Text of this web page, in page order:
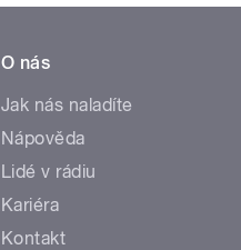
O nás
Jak nás naladíte
Nápověda
Lidé v rádiu
Kariéra
Kontakt